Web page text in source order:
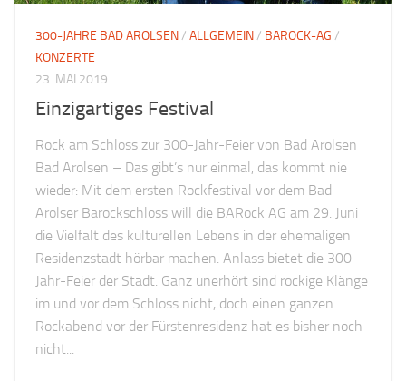
300-JAHRE BAD AROLSEN/ ALLGEMEIN/ BAROCK-AG /
KONZERTE
23. MAI 2019
Einzigartiges Festival
Rock am Schloss zur 300-Jahr-Feier von Bad Arolsen
Bad Arolsen – Das gibt’s nur einmal, das kommt nie
wieder: Mit dem ersten Rockfestival vor dem Bad
Arolser Barockschloss will die BARock AG am 29. Juni
die Vielfalt des kulturellen Lebens in der ehemaligen
Residenzstadt hörbar machen. Anlass bietet die 300-
Jahr-Feier der Stadt. Ganz unerhört sind rockige Klänge
im und vor dem Schloss nicht, doch einen ganzen
Rockabend vor der Fürstenresidenz hat es bisher noch
nicht...